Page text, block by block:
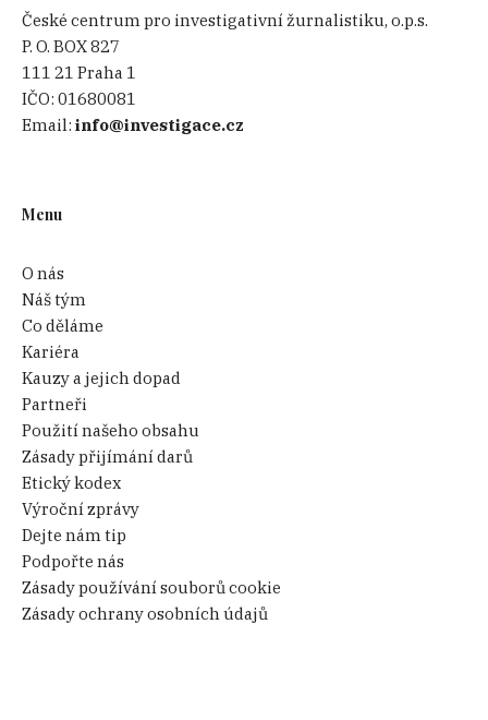
České centrum pro investigativní žurnalistiku, o.p.s.
P. O. BOX 827
111 21 Praha 1
IČO:01680081
Email:info@investigace.cz
Menu
O nás
Náš tým
Co děláme
Kariéra
Kauzy a jejich dopad
Partneři
Použití našeho obsahu
Zásady přijímání darů
Etický kodex
Výroční zprávy
Dejte nám tip
Podpořte nás
Zásady používání souborů cookie
Zásady ochrany osobních údajů